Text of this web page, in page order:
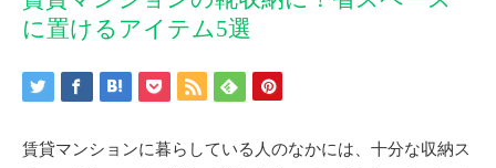
に置けるアイテム5選
賃貸マンションに暮らしている人のなかには、十分な収納ス